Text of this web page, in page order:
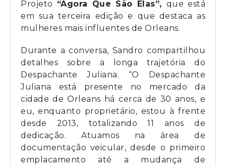
Projeto “Agora Que São Elas”, que está
em sua terceira edição e que destaca as
mulheres mais influentes de Orleans.
Durante a conversa, Sandro compartilhou
detalhes sobre a longa trajetória do
Despachante Juliana. “O Despachante
Juliana está presente no mercado da
cidade de Orleans há cerca de 30 anos, e
eu, enquanto proprietário, estou à frente
desde 2013, totalizando 11 anos de
dedicação. Atuamos na área de
documentação veicular, desde o primeiro
emplacamento até a mudança de